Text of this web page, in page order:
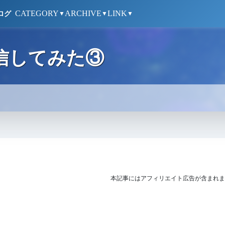
グ CATEGORY ▼ ARCHIVE ▼LINK ▼
してみた③
本記事にはアフィリエイト広告が含まれま